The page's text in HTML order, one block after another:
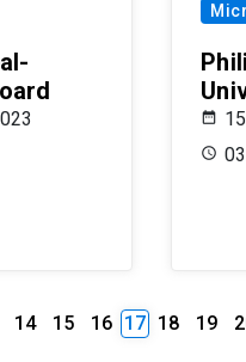
14 15 16 17 18 19